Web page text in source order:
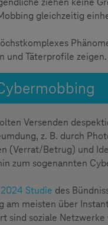
gleichzeitig
und Täterprofile zeigen.
Versenden
z. B. durch
(Verrat/Betrug) und
zum sogenannten
Studie des
meisten über
sind soziale